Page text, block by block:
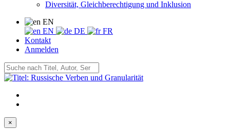
Diversität, Gleichberechtigung und Inklusion
EN
EN
DE
FR
Kontakt
Anmelden
×